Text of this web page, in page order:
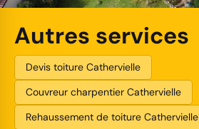
Autres services
Devis toiture Cathervielle
Couvreur charpentier Cathervielle
Rehaussement de toiture Cathervielle